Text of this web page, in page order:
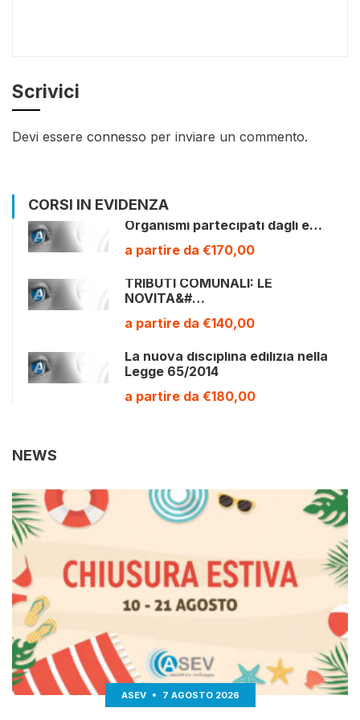
Scrivici
Devi essere connesso per inviare un commento.
CORSI IN EVIDENZA
Organismi partecipati dagli e…
a partire da €170,00
TRIBUTI COMUNALI: LE
NOVITA&#…
a partire da €140,00
La nuova disciplina edilizia nella
Legge 65/2014
a partire da €180,00
NEWS
ASEV 7 AGOSTO 2026